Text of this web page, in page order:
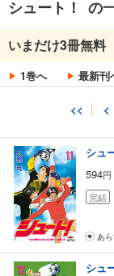
シュート！ の
いまだけ3冊無料
1巻へ 最新刊
<< <
あら
シュ
594円
完結
シュ
594
完結
あ
シュ